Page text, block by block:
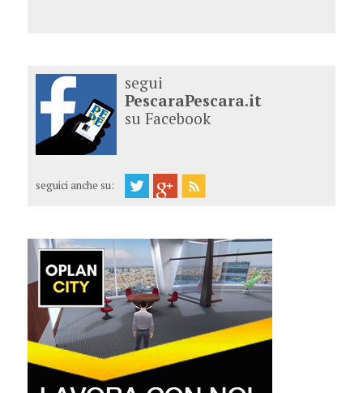
segui
PescaraPescara.it
su Facebook
seguici anche su: